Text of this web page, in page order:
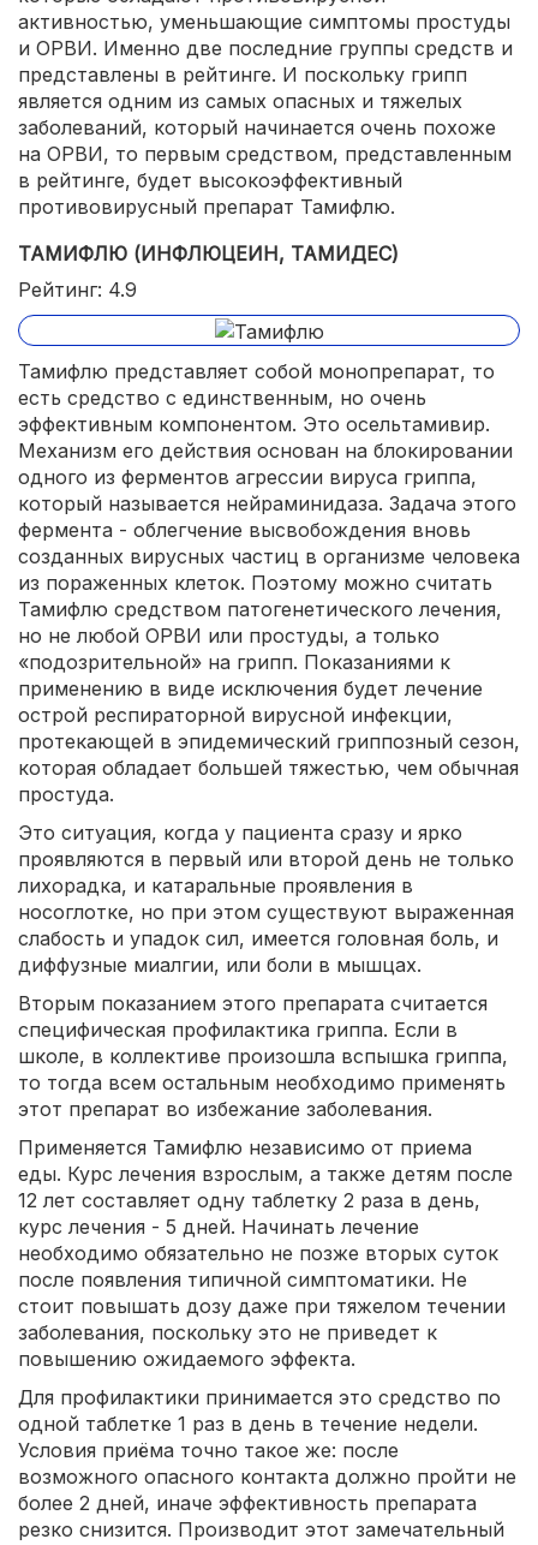
активностью, уменьшающие симптомы простуды
и ОРВИ. Именно две последние группы средств и
представлены в рейтинге. И поскольку грипп
является одним из самых опасных и тяжелых
заболеваний, который начинается очень похоже
на ОРВИ, то первым средством, представленным
в рейтинге, будет высокоэффективный
противовирусный препарат Тамифлю.
ТАМИФЛЮ (ИНФЛЮЦЕИН, ТАМИДЕС)
Рейтинг: 4.9
Тамифлю представляет собой монопрепарат, то
есть средство с единственным, но очень
эффективным компонентом. Это осельтамивир.
Механизм его действия основан на блокировании
одного из ферментов агрессии вируса гриппа,
который называется нейраминидаза. Задача этого
фермента - облегчение высвобождения вновь
созданных вирусных частиц в организме человека
из пораженных клеток. Поэтому можно считать
Тамифлю средством патогенетического лечения,
но не любой ОРВИ или простуды, а только
«подозрительной» на грипп. Показаниями к
применению в виде исключения будет лечение
острой респираторной вирусной инфекции,
протекающей в эпидемический гриппозный сезон,
которая обладает большей тяжестью, чем обычная
простуда.
Это ситуация, когда у пациента сразу и ярко
проявляются в первый или второй день не только
лихорадка, и катаральные проявления в
носоглотке, но при этом существуют выраженная
слабость и упадок сил, имеется головная боль, и
диффузные миалгии, или боли в мышцах.
Вторым показанием этого препарата считается
специфическая профилактика гриппа. Если в
школе, в коллективе произошла вспышка гриппа,
то тогда всем остальным необходимо применять
этот препарат во избежание заболевания.
Применяется Тамифлю независимо от приема
еды. Курс лечения взрослым, а также детям после
12 лет составляет одну таблетку 2 раза в день,
курс лечения - 5 дней. Начинать лечение
необходимо обязательно не позже вторых суток
после появления типичной симптоматики. Не
стоит повышать дозу даже при тяжелом течении
заболевания, поскольку это не приведет к
повышению ожидаемого эффекта.
Для профилактики принимается это средство по
одной таблетке 1 раз в день в течение недели.
Условия приёма точно такое же: после
возможного опасного контакта должно пройти не
более 2 дней, иначе эффективность препарата
резко снизится. Производит этот замечательный